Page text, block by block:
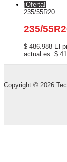
¡Oferta!
235/55R20
235/
$486.988 El
actual es: $
Copyright © 2026